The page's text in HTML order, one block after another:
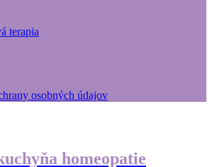
terapia
osobných údajov
homeopatie